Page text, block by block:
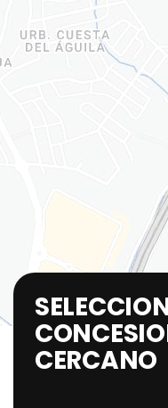
CERCANO